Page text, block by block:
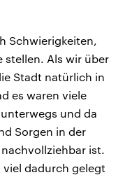
Schwierigkeiten,
stellen. Als wir über
Stadt natürlich in
es waren viele
und da
Sorgen in der
ist.
viel dadurch gelegt